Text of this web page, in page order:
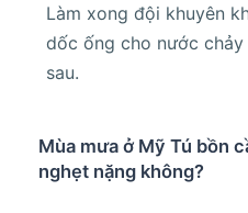
Làm xong đội khuyên
dốc ống cho nước
sau.
Mùa mưa ở Mỹ Tú bồn
nghẹt nặng không?